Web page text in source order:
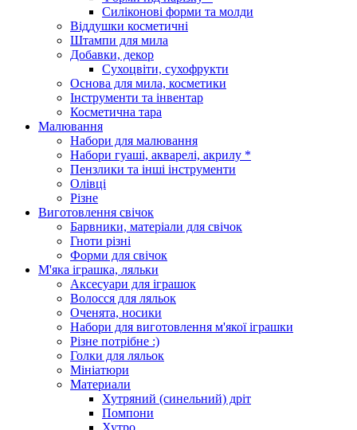
Силіконові форми та молди
Віддушки косметичні
Штампи для мила
Добавки, декор
Сухоцвіти, сухофрукти
Основа для мила, косметики
Інструменти та інвентар
Косметична тара
Малювання
Набори для малювання
Набори гуаші, акварелі, акрилу *
Пензлики та інші інструменти
Олівці
Різне
Виготовлення свічок
Барвники, матеріали для свічок
Гноти різні
Форми для свічок
М'яка іграшка, ляльки
Аксесуари для іграшок
Волосся для ляльок
Оченята, носики
Набори для виготовлення м'якої іграшки
Різне потрібне :)
Голки для ляльок
Мініатюри
Материали
Хутряний (синельний) дріт
Помпони
Хутро